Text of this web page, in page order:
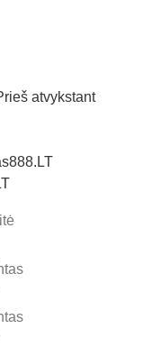
atvykstant